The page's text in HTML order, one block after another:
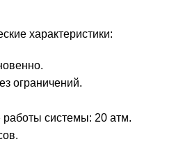
характеристики:
ограничений.
системы: 20 атм.